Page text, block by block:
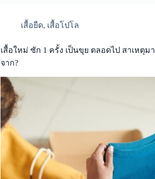
เสื้อยืด, เสื้อโปโล
เสื้อใหม่ ซัก 1 ครั้ง เป็นขุย ตลอดไป สาเหตุมา
จาก?